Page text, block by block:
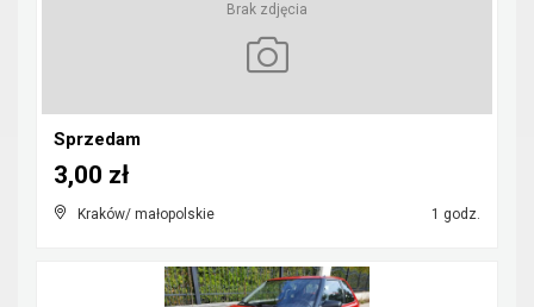
Brak zdjęcia
Sprzedam
Kraków/ małopolskie 1 godz.
3,00 zł